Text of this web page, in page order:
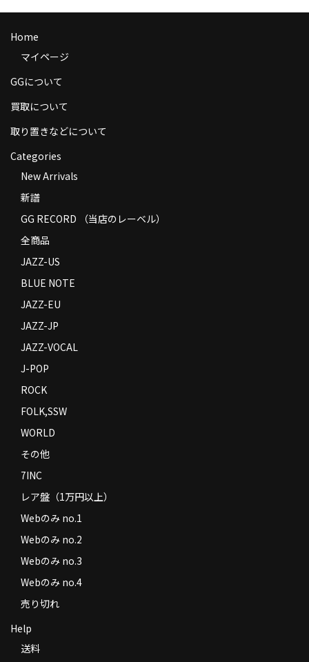
商品の発送
お支払い方法
返品
Privacy Policy
特定商取引法に基づく表示
Home
マイページ
GGについて
買取について
取り置きなどについて
Categories
New Arrivals
新譜
GG RECORD （当店のレーベル）
全商品
JAZZ-US
BLUE NOTE
JAZZ-EU
JAZZ-JP
JAZZ-VOCAL
J-POP
ROCK
FOLK,SSW
WORLD
その他
7INC
レア盤（1万円以上）
Webのみ no.1
Webのみ no.2
Webのみ no.3
Webのみ no.4
売り切れ
Help
送料